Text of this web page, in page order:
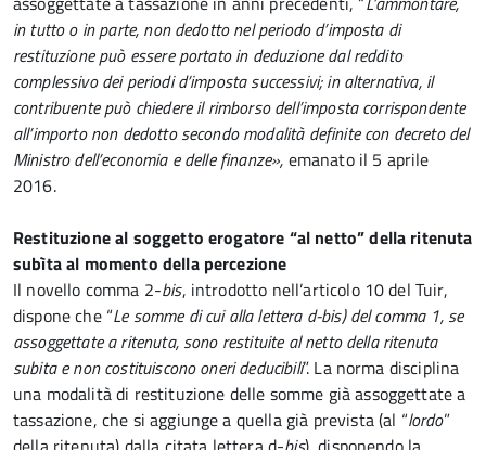
in tutto o in parte, non dedotto nel periodo d’imposta di
restituzione può essere portato in deduzione dal reddito
complessivo dei periodi d’imposta successivi; in alternativa, il
contribuente può chiedere il rimborso dell’imposta corrispondente
all’importo non dedotto secondo modalità definite con decreto del
Ministro dell’economia e delle finanze», emanato il 5 aprile
2016.
Restituzione al soggetto erogatore “al netto” della ritenuta
subìta al momento della percezione
Il novello comma 2-bis, introdotto nell’articolo 10 del Tuir,
dispone che “Le somme di cui alla lettera d-bis) del comma 1, se
assoggettate a ritenuta, sono restituite al netto della ritenuta
subita e non costituiscono oneri deducibili”. La norma disciplina
una modalità di restituzione delle somme già assoggettate a
tassazione, che si aggiunge a quella già prevista (al “lordo”